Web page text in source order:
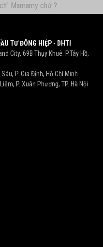
Mamamy chứ ?
TƯ ĐÔNG HIỆP - DHTI
City, 69B Thụy Khuê. P.Tây Hồ,
P. Gia Định, Hồ Chí Minh
P. Xuân Phương, TP. Hà Nội